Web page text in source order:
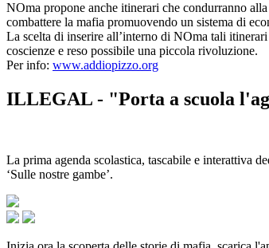
NOma propone anche itinerari che condurranno
combattere la mafia promuovendo un sistema di
La scelta di inserire all’interno di NOma tali
coscienze e reso possibile una piccola rivoluzione.
Per info: www.addiopizzo.org
ILLEGAL - "Porta a scuola
La prima agenda scolastica, tascabile e interattiva
‘Sulle nostre gambe’.